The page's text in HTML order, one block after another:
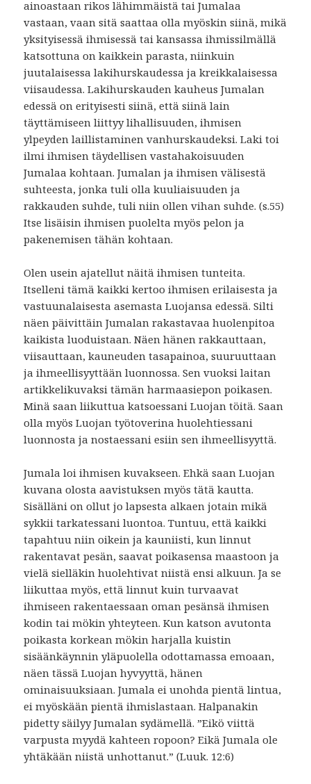
ainoastaan rikos lähimmäistä tai Jumalaa
vastaan, vaan sitä saattaa olla myöskin siinä, mikä
yksityisessä ihmisessä tai kansassa ihmissilmällä
katsottuna on kaikkein parasta, niinkuin
juutalaisessa lakihurskaudessa ja kreikkalaisessa
viisaudessa. Lakihurskauden kauheus Jumalan
edessä on erityisesti siinä, että siinä lain
täyttämiseen liittyy lihallisuuden, ihmisen
ylpeyden laillistaminen vanhurskaudeksi. Laki toi
ilmi ihmisen täydellisen vastahakoisuuden
Jumalaa kohtaan. Jumalan ja ihmisen välisestä
suhteesta, jonka tuli olla kuuliaisuuden ja
rakkauden suhde, tuli niin ollen vihan suhde. (s.55)
Itse lisäisin ihmisen puolelta myös pelon ja
pakenemisen tähän kohtaan.
Olen usein ajatellut näitä ihmisen tunteita.
Itselleni tämä kaikki kertoo ihmisen erilaisesta ja
vastuunalaisesta asemasta Luojansa edessä. Silti
näen päivittäin Jumalan rakastavaa huolenpitoa
kaikista luoduistaan. Näen hänen rakkauttaan,
viisauttaan, kauneuden tasapainoa, suuruuttaan
ja ihmeellisyyttään luonnossa. Sen vuoksi laitan
artikkelikuvaksi tämän harmaasiepon poikasen.
Minä saan liikuttua katsoessani Luojan töitä. Saan
olla myös Luojan työtoverina huolehtiessani
luonnosta ja nostaessani esiin sen ihmeellisyyttä.
Jumala loi ihmisen kuvakseen. Ehkä saan Luojan
kuvana olosta aavistuksen myös tätä kautta.
Sisälläni on ollut jo lapsesta alkaen jotain mikä
sykkii tarkatessani luontoa. Tuntuu, että kaikki
tapahtuu niin oikein ja kauniisti, kun linnut
rakentavat pesän, saavat poikasensa maastoon ja
vielä sielläkin huolehtivat niistä ensi alkuun. Ja se
liikuttaa myös, että linnut kuin turvaavat
ihmiseen rakentaessaan oman pesänsä ihmisen
kodin tai mökin yhteyteen. Kun katson avutonta
poikasta korkean mökin harjalla kuistin
sisäänkäynnin yläpuolella odottamassa emoaan,
näen tässä Luojan hyvyyttä, hänen
ominaisuuksiaan. Jumala ei unohda pientä lintua,
ei myöskään pientä ihmislastaan. Halpanakin
pidetty säilyy Jumalan sydämellä. ”Eikö viittä
varpusta myydä kahteen ropoon? Eikä Jumala ole
yhtäkään niistä unhottanut.” (Luuk. 12:6)